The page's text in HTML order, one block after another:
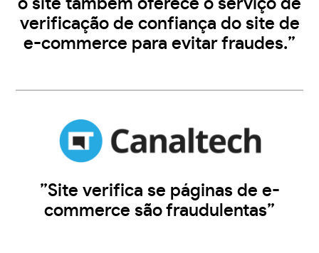
o site também oferece o serviço de
verificação de confiança do site de
e-commerce para evitar fraudes.”
”Site verifica se páginas de e-
commerce são fraudulentas”